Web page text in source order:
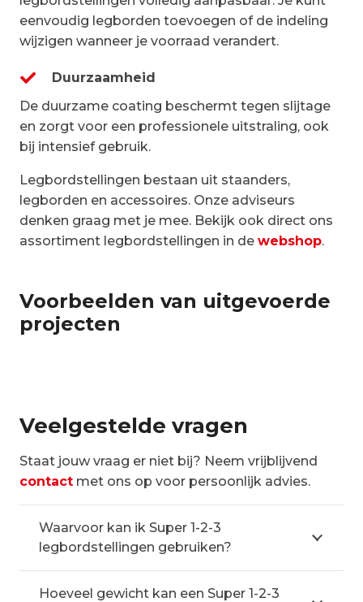
eenvoudig legborden toevoegen of de indeling
wijzigen wanneer je voorraad verandert.
Duurzaamheid
De duurzame coating beschermt tegen slijtage
en zorgt voor een professionele uitstraling, ook
bij intensief gebruik.
Legbordstellingen bestaan uit staanders,
legborden en accessoires. Onze adviseurs
denken graag met je mee. Bekijk ook direct ons
assortiment legbordstellingen in de webshop.
Voorbeelden van uitgevoerde
projecten
Tapclean
Veelgestelde vragen
Staat jouw vraag er niet bij? Neem vrijblijvend
contact met ons op voor persoonlijk advies.
Waarvoor kan ik Super 1-2-3
legbordstellingen gebruiken?
Hoeveel gewicht kan een Super 1-2-3